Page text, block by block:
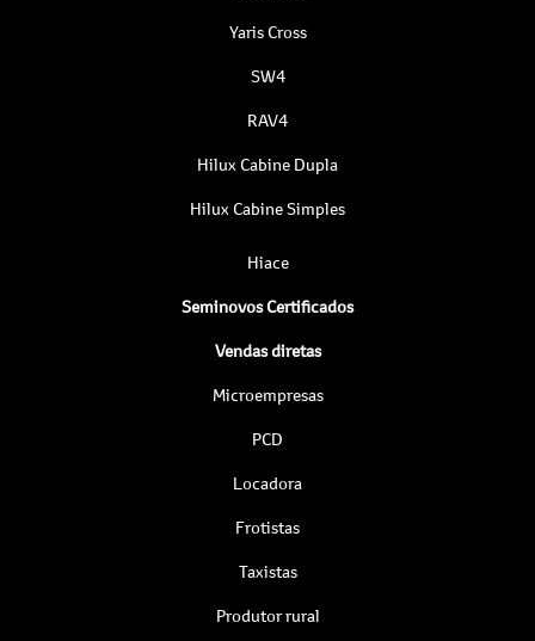
Yaris Cross
SW4
RAV4
Hilux Cabine Dupla
Hilux Cabine Simples
Hiace
Seminovos Certificados
Vendas diretas
Microempresas
PCD
Locadora
Frotistas
Taxistas
Produtor rural